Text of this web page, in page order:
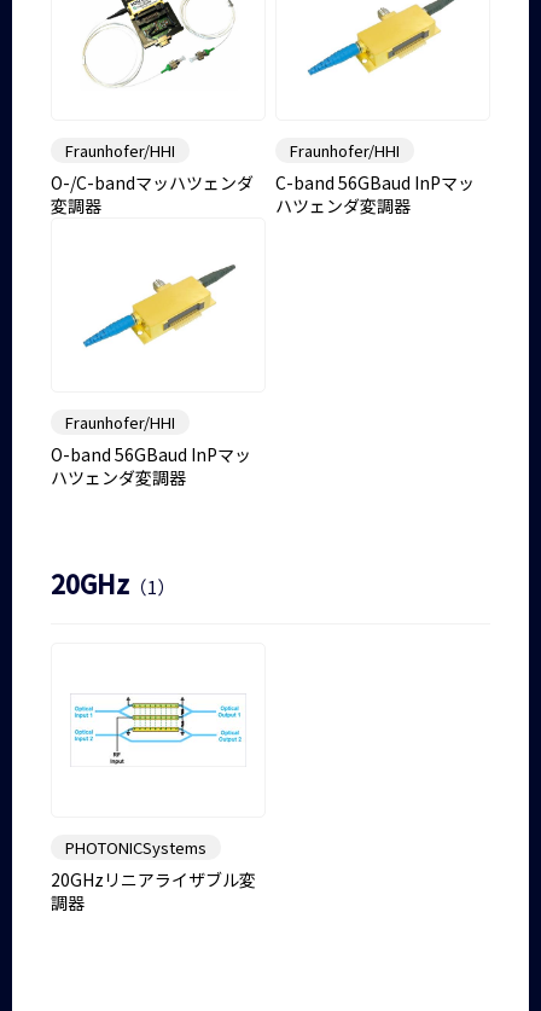
Fraunhofer/HHI
O-/C-bandマッハツェンダ
変調器
Fraunhofer/HHI
C-band 56GBaud InPマッ
ハツェンダ変調器
Fraunhofer/HHI
O-band 56GBaud InPマッ
ハツェンダ変調器
20GHz （1）
PHOTONICSystems
20GHzリニアライザブル変
調器